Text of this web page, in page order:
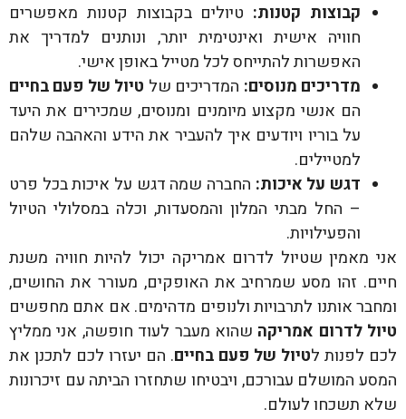
קבוצות קטנות: טיולים בקבוצות קטנות מאפשרים
חוויה אישית ואינטימית יותר, ונותנים למדריך את
האפשרות להתייחס לכל מטייל באופן אישי.
מדריכים מנוסים: המדריכים של טיול של פעם בחיים
הם אנשי מקצוע מיומנים ומנוסים, שמכירים את היעד
על בוריו ויודעים איך להעביר את הידע והאהבה שלהם
למטיילים.
דגש על איכות: החברה שמה דגש על איכות בכל פרט
– החל מבתי המלון והמסעדות, וכלה במסלולי הטיול
והפעילויות.
אני מאמין שטיול לדרום אמריקה יכול להיות חוויה משנת
חיים. זהו מסע שמרחיב את האופקים, מעורר את החושים,
ומחבר אותנו לתרבויות ולנופים מדהימים. אם אתם מחפשים
טיול לדרום אמריקה שהוא מעבר לעוד חופשה, אני ממליץ
לכם לפנות לטיול של פעם בחיים. הם יעזרו לכם לתכנן את
המסע המושלם עבורכם, ויבטיחו שתחזרו הביתה עם זיכרונות
שלא תשכחו לעולם.